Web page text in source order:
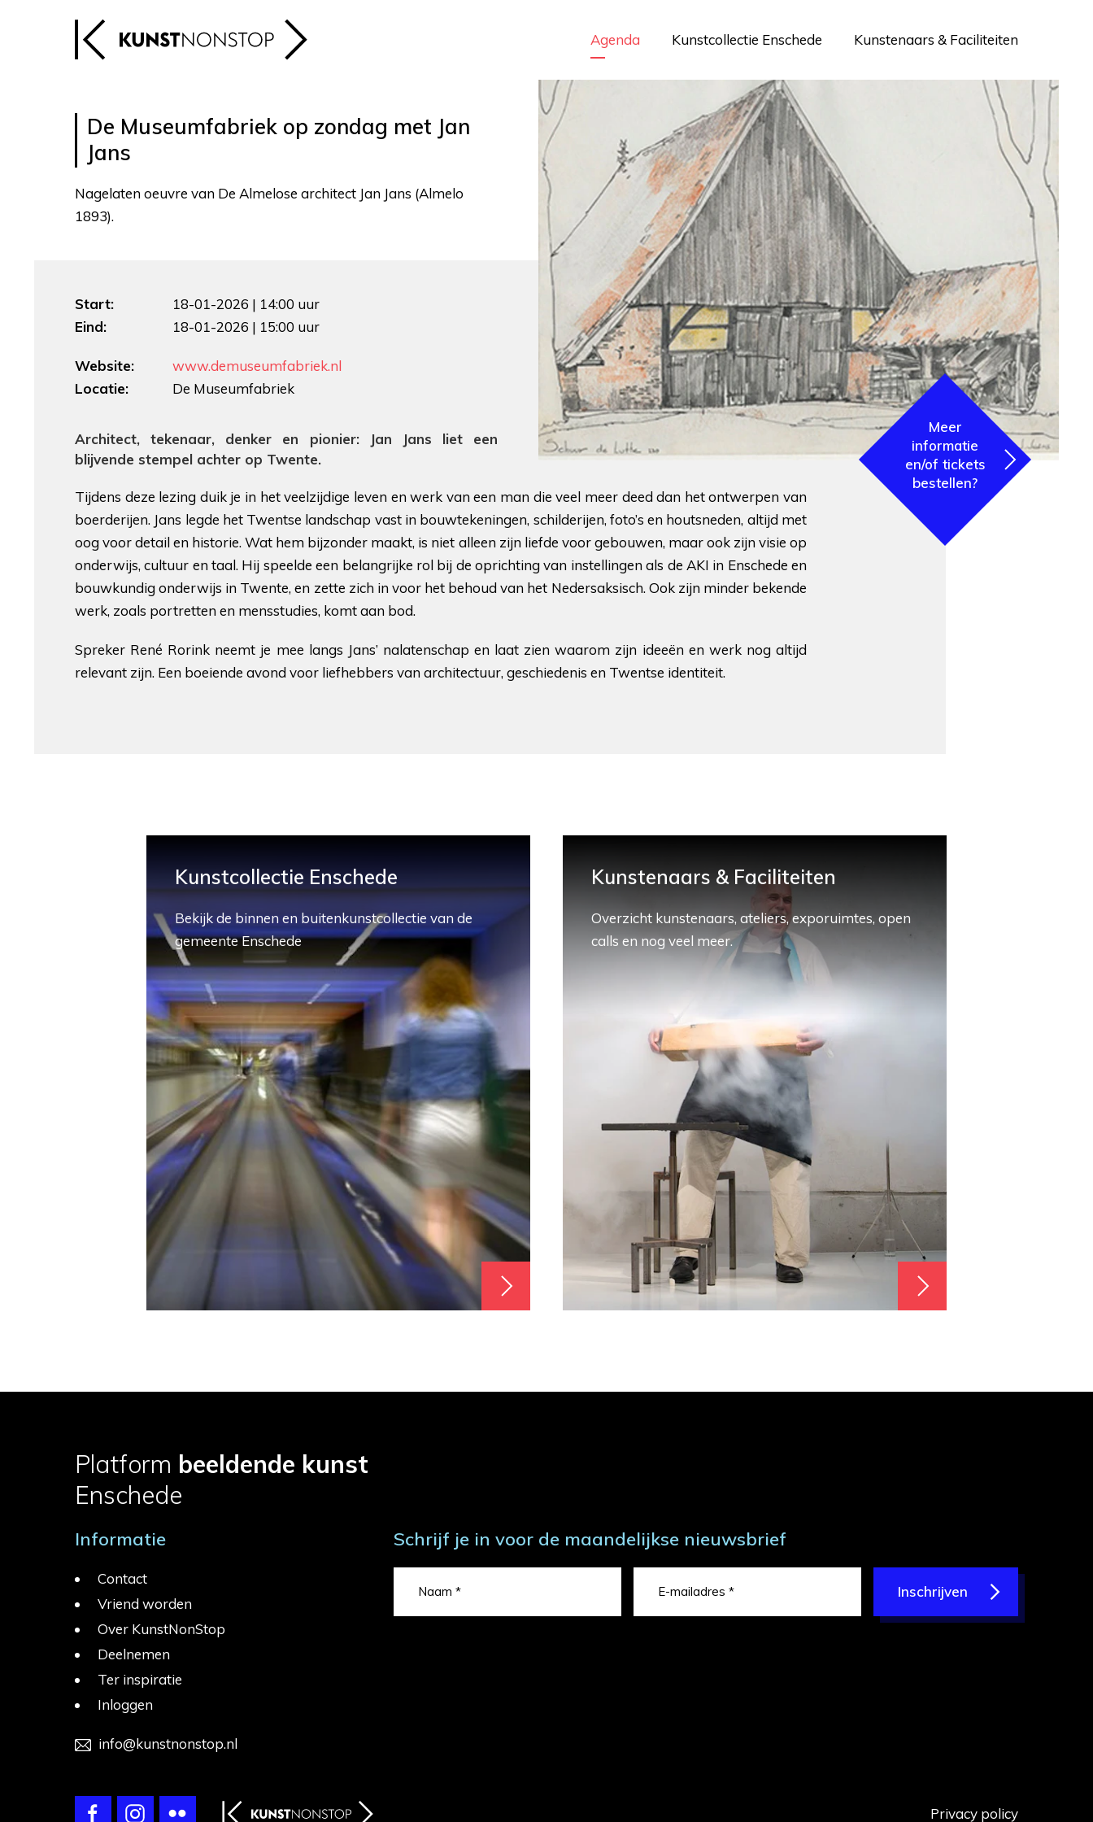
Agenda Kunstcollectie Enschede Kunstenaars & Faciliteiten
Meer
informatie
en/of tickets
bestellen?
De Museumfabriek op zondag met Jan
Jans
Nagelaten oeuvre van De Almelose architect Jan Jans (Almelo
1893).
Start:
18-01-2026 | 14:00 uur
Eind:
18-01-2026 | 15:00 uur
Website:
www.demuseumfabriek.nl
Locatie:
De Museumfabriek
Architect, tekenaar, denker en pionier: Jan Jans liet een
blijvende stempel achter op Twente.
Tijdens deze lezing duik je in het veelzijdige leven en werk van een man die veel meer deed dan het ontwerpen van
boerderijen. Jans legde het Twentse landschap vast in bouwtekeningen, schilderijen, foto’s en houtsneden, altijd met
oog voor detail en historie. Wat hem bijzonder maakt, is niet alleen zijn liefde voor gebouwen, maar ook zijn visie op
onderwijs, cultuur en taal. Hij speelde een belangrijke rol bij de oprichting van instellingen als de AKI in Enschede en
bouwkundig onderwijs in Twente, en zette zich in voor het behoud van het Nedersaksisch. Ook zijn minder bekende
werk, zoals portretten en mensstudies, komt aan bod.
Spreker René Rorink neemt je mee langs Jans’ nalatenschap en laat zien waarom zijn ideeën en werk nog altijd
relevant zijn. Een boeiende avond voor liefhebbers van architectuur, geschiedenis en Twentse identiteit.
Kunstcollectie Enschede
Bekijk de binnen en buitenkunstcollectie van de
gemeente Enschede
Kunstenaars & Faciliteiten
Overzicht kunstenaars, ateliers, exporuimtes, open
calls en nog veel meer.
Platform beeldende kunst
Enschede
Informatie
Contact
Vriend worden
Over KunstNonStop
Deelnemen
Ter inspiratie
Inloggen
info@kunstnonstop.nl
Schrijf je in voor de maandelijkse nieuwsbrief
Inschrijven
Privacy policy